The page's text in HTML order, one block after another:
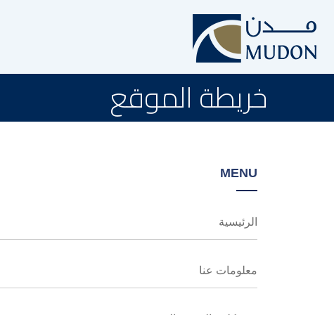
خريطة الموقع
MENU
الرئيسية
معلومات عنا